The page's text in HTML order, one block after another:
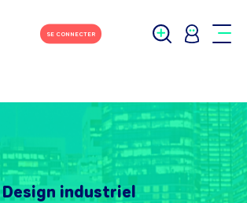
SE CONNECTER
Design industriel